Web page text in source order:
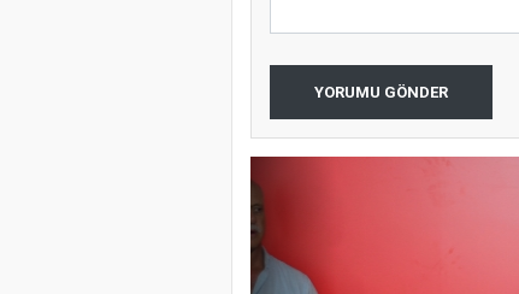
YORUMU GÖNDER